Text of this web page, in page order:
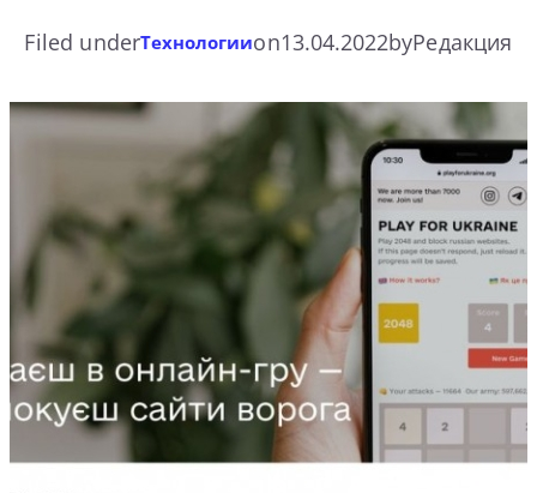
Filed underТехнологииon13.04.2022byРедакция